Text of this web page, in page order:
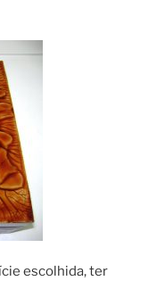
escolhida, ter